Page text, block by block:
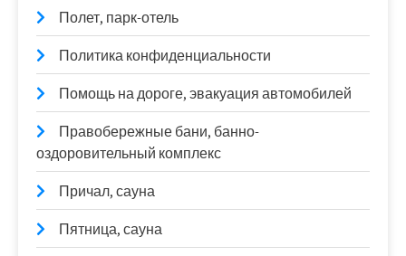
Полет, парк-отель
Политика конфиденциальности
Помощь на дороге, эвакуация автомобилей
Правобережные бани, банно-
оздоровительный комплекс
Причал, сауна
Пятница, сауна